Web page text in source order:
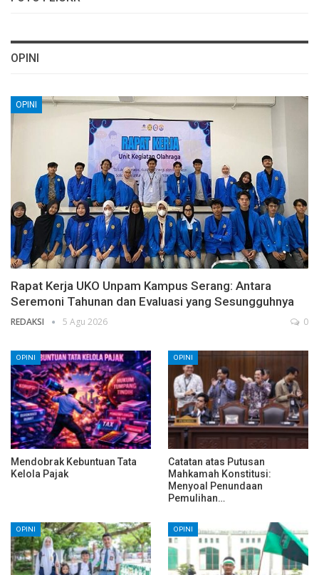
OPINI
OPINI
Rapat Kerja UKO Unpam Kampus Serang: Antara
Seremoni Tahunan dan Evaluasi yang Sesungguhnya
REDAKSI 5 Agu 2026 0
OPINI
Mendobrak Kebuntuan Tata
Kelola Pajak
OPINI
Catatan atas Putusan
Mahkamah Konstitusi:
Menyoal Penundaan
Pemulihan…
OPINI OPINI